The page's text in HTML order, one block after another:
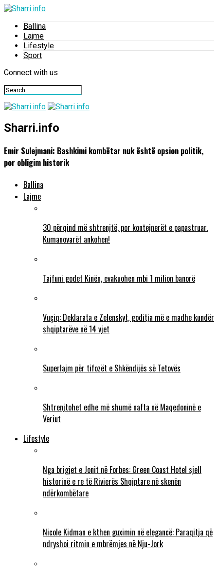
Ballina
Lajme
Lifestyle
Sport
Connect with us
Sharri.info
Emir Sulejmani: Bashkimi kombëtar nuk është opsion politik,
por obligim historik
Ballina
Lajme
30 përqind më shtrenjtë, por kontejnerët e papastruar.
Kumanovarët ankohen!
Tajfuni godet Kinën, evakuohen mbi 1 milion banorë
Vuçiq: Deklarata e Zelenskyt, goditja më e madhe kundër
shqiptarëve në 14 vjet
Superlajm për tifozët e Shkëndijës së Tetovës
Shtrenjtohet edhe më shumë nafta në Maqedoninë e
Veriut
Lifestyle
Nga brigjet e Jonit në Forbes: Green Coast Hotel sjell
historinë e re të Rivierës Shqiptare në skenën
ndërkombëtare
Nicole Kidman e kthen guximin në elegancë: Paraqitja që
ndryshoi ritmin e mbrëmjes në Nju-Jork